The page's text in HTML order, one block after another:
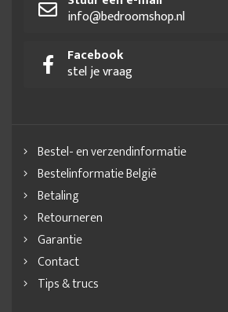
info@bedroomshop.nl
Facebook
stel je vraag
Bestel- en verzendinformatie
Bestelinformatie België
Betaling
Retourneren
Garantie
Contact
Tips & trucs